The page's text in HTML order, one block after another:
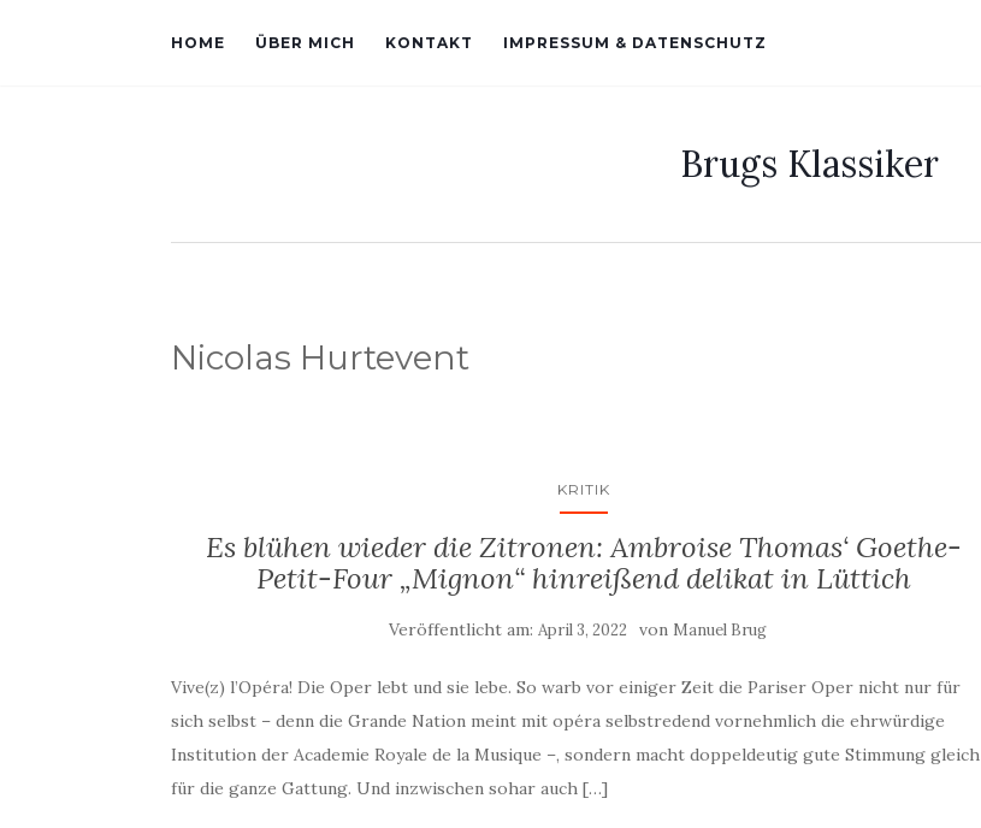
HOME ÜBER MICH KONTAKT IMPRESSUM & DATENSCHUTZ
Brugs Klassiker
Nicolas Hurtevent
KRITIK
Es blühen wieder die Zitronen: Ambroise Thomas‘ Goethe-
Petit-Four „Mignon“ hinreißend delikat in Lüttich
Veröffentlicht am:April 3, 2022 von Manuel Brug
Vive(z) l’Opéra! Die Oper lebt und sie lebe. So warb vor einiger Zeit die Pariser Oper nicht nur für
sich selbst – denn die Grande Nation meint mit opéra selbstredend vornehmlich die ehrwürdige
Institution der Academie Royale de la Musique –, sondern macht doppeldeutig gute Stimmung gleich
für die ganze Gattung. Und inzwischen sohar auch […]